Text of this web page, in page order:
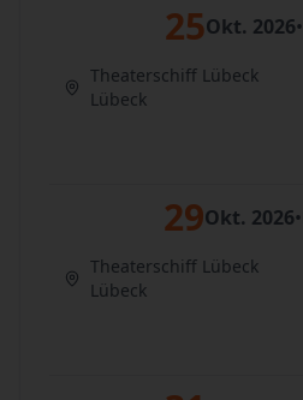
25Okt. 2026•
Theaterschiff Lübeck
Lübeck
29Okt. 2026•
Theaterschiff Lübeck
Lübeck